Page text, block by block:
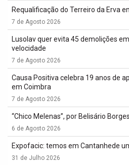
Requalificação do Terreiro da Erva
7 de Agosto 2026
Lusolav quer evita 45 demolições
velocidade
7 de Agosto 2026
Causa Positiva celebra 19 anos de
em Coimbra
7 de Agosto 2026
“Chico Melenas”, por Belisário
6 de Agosto 2026
Expofacic: temos em Cantanhede
31 de Julho 2026